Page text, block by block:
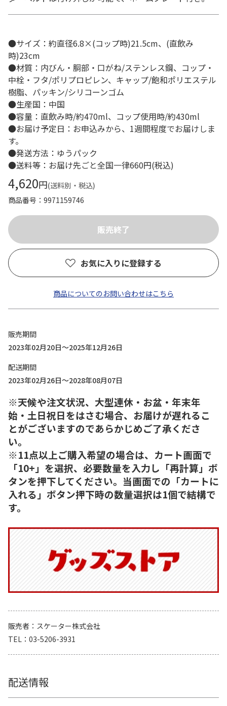
●サイズ：約直径6.8×(コップ時)21.5cm、(直飲み
時)23cm
●材質：内びん・胴部・口がね/ステンレス鋼、コップ・
中栓・フタ/ポリプロピレン、キャップ/飽和ポリエステル
樹脂、パッキン/シリコーンゴム
●生産国：中国
●容量：直飲み時/約470ml、コップ使用時/約430ml
●お届け予定日：お申込みから、1週間程度でお届けしま
す。
●発送方法：ゆうパック
●送料等：お届け先ごと全国一律660円(税込)
4,620円(送料別・税込)
商品番号
9971159746
お気に入りに登録する
商品についてのお問い合わせはこちら
販売期間
2023年02月20日～2025年12月26日
配送期間
2023年02月26日～2028年08月07日
※天候や注文状況、大型連休・お盆・年末年
始・土日祝日をはさむ場合、お届けが遅れるこ
とがございますのであらかじめご了承くださ
い。
※11点以上ご購入希望の場合は、カート画面で
「10+」を選択、必要数量を入力し「再計算」ボ
タンを押下してください。当画面での「カートに
入れる」ボタン押下時の数量選択は1個で結構で
す。
販売者
スケーター株式会社
TEL
03-5206-3931
配送情報